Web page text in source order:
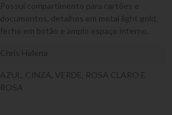
Possui compartimento para cartões e
documentos, detalhes em metal light gold,
fecho em botão e amplo espaço interno.
Chris Helena
AZUL, CINZA, VERDE, ROSA CLARO E
ROSA